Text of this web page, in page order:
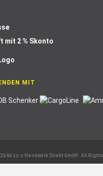
mit 2 % Skonto
MIT
blizz-z Handwerk Direkt GmbH. All Rights